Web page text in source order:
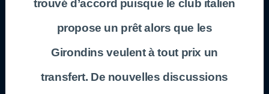
trouvé d’accord puisque le club italien
propose un prêt alors que les
Girondins veulent à tout prix un
transfert. De nouvelles discussions